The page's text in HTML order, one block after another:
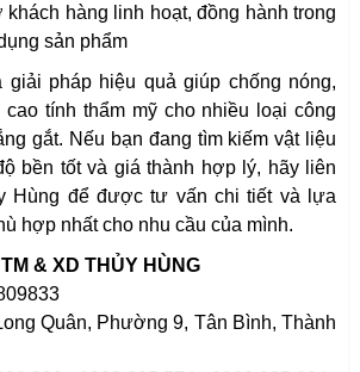
hàng linh hoạt, đồng hành trong
sản phẩm
pháp hiệu quả giúp chống nóng,
cao tính thẩm mỹ cho nhiều loại công
gắt. Nếu bạn đang tìm kiếm vật liệu
bền tốt và giá thành hợp lý, hãy liên
Hùng để được tư vấn chi tiết và lựa
hợp nhất cho nhu cầu của mình.
& XD THỦY HÙNG
Quân, Phường 9, Tân Bình, Thành